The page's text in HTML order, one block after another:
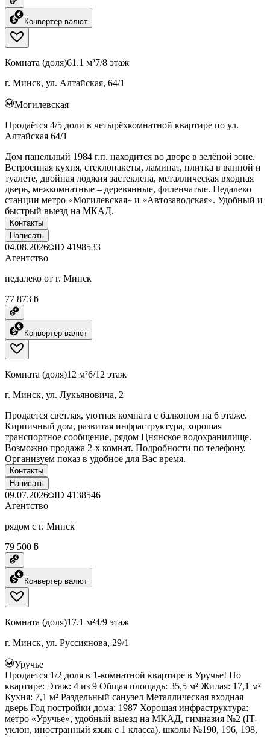
Конвертер валют
Комната (доля)61.1 м²7/8 этаж
г. Минск, ул. Алтайская, 64/1
Могилевская
Продаётся 4/5 доли в четырёхкомнатной квартире по ул.
Алтайская 64/1
Дом панельный 1984 г.п. находится во дворе в зелёной зоне.
Встроенная кухня, стеклопакеты, ламинат, плитка в ванной и
туалете, двойная лоджия застеклена, металлическая входная
дверь, межкомнатные – деревянные, филенчатые. Недалеко
станции метро «Могилевская» и «Автозаводская». Удобный и
быстрый выезд на МКАД.
Контакты
Написать
04.08.2026 ID 4198533
Агентство
недалеко от г. Минск
77 873 ƃ
Конвертер валют
Комната (доля)12 м²6/12 этаж
г. Минск, ул. Лукьяновича, 2
Продается светлая, уютная комната с балконом на 6 этаже.
Кирпичный дом, развитая инфраструктура, хорошая
транспортное сообщение, рядом Цнянское водохранилище.
Возможно продажа 2-х комнат. Подробности по телефону.
Организуем показ в удобное для Вас время.
Контакты
Написать
09.07.2026 ID 4138546
Агентство
рядом с г. Минск
79 500 ƃ
Конвертер валют
Комната (доля)17.1 м²4/9 этаж
г. Минск, ул. Руссиянова, 29/1
Уручье
Продается 1/2 доля в 1-комнатной квартире в Уручье! По
квартире: Этаж: 4 из 9 Общая площадь: 35,5 м² Жилая: 17,1 м²
Кухня: 7,1 м² Раздельный санузел Металлическая входная
дверь Год постройки дома: 1987 Хорошая инфраструктура:
метро «Уручье», удобный выезд на МКАД, гимназия №2 (IT-
уклон, иностранный язык с 1 класса), школы №190, 196, 198,